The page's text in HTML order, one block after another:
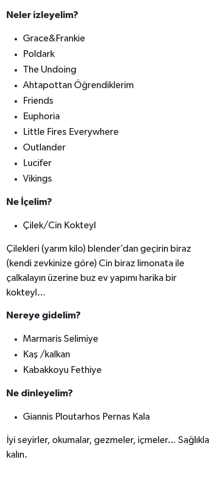
Neler izleyelim?
Grace&Frankie
Poldark
The Undoing
Ahtapottan Öğrendiklerim
Friends
Euphoria
Little Fires Everywhere
Outlander
Lucifer
Vikings
Ne İçelim?
Çilek/Cin Kokteyl
Çilekleri (yarım kilo) blender’dan geçirin biraz
(kendi zevkinize göre) Cin biraz limonata ile
çalkalayın üzerine buz ev yapımı harika bir
kokteyl…
Nereye gidelim?
Marmaris Selimiye
Kaş /kalkan
Kabakkoyu Fethiye
Ne dinleyelim?
Giannis Ploutarhos Pernas Kala
İyi seyirler, okumalar, gezmeler, içmeler… Sağlıkla
kalın.